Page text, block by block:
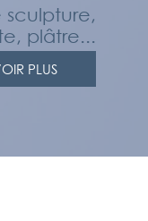
sculpture,
plâtre...
PLUS